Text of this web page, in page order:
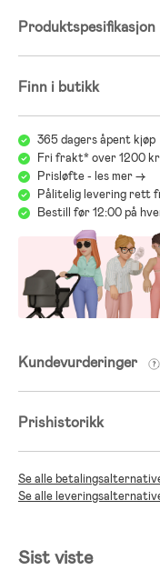
Produktspesifikasjon
Finn i butikk
365 dagers åpent kjøp
Fri frakt* over 1200
Prisløfte - les mer ->
Pålitelig levering rett
Bestill før 12:00 på
Kundevurderinger
Prishistorikk
Se alle
Se alle
Sist viste